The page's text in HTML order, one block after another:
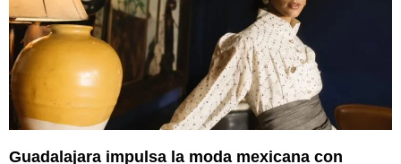
Guadalajara impulsa la moda mexicana con